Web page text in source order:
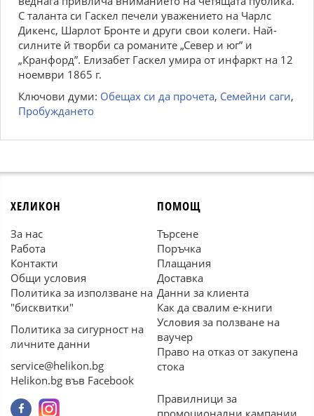
С таланта си Гаскел печели уважението на Чарлс
Дикенс, Шарлот Бронте и други свои колеги. Най-
силните й творби са романите „Север и юг” и
„Кранфорд”. Елизабет Гаскел умира от инфаркт на 12
ноември 1865 г.
Ключови думи: Обещах си да прочета, Семейни саги,
Пробуждането
ХЕЛИКОН
За нас
Работа
Контакти
Общи условия
Политика за използване на
"бисквитки"
Политика за сигурност на
личните данни
service@helikon.bg
Helikon.bg във Facebook
ПОМОЩ
Търсене
Поръчка
Плащания
Доставка
Данни за клиента
Как да свалим е-книги
Условия за ползване на
ваучер
Право на отказ от закупена
стока
Правилници за
промоционални кампании